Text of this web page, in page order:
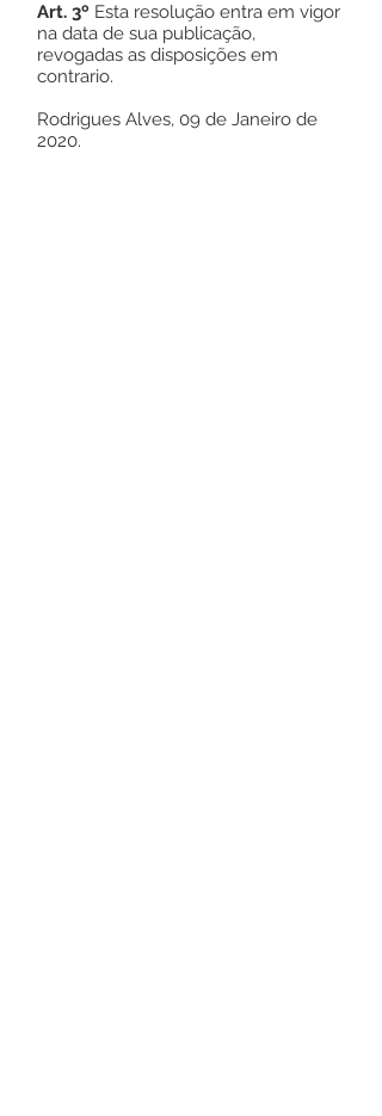
Art. 3º Esta resolução entra em vigor
na data de sua publicação,
revogadas as disposições em
contrario.
Rodrigues Alves, 09 de Janeiro de
2020.